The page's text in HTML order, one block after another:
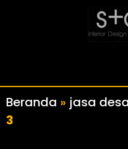
Beranda » jasa
3